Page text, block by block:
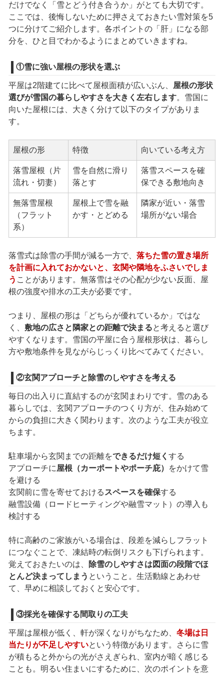
だけでなく「雪とどう付き合うか」がとても大切です。
ここでは、後悔しないために押さえておきたい雪対策を5
つに分けてご紹介します。各ポイントの「肝」になる部
分を、ひと目でわかるようにまとめていきますね。
①雪に強い屋根の形状を選ぶ
平屋は2階建てに比べて屋根面積が広いぶん、 屋根の形状
選びが雪国の暮らしやすさを大きく左右します。雪国に
向いた屋根には、大きく分けて以下のタイプがありま
す。
屋根の形 特徴 向いている考え方
落雪屋根（片
流れ・切妻）
雪を自然に滑り
落とす
落雪スペースを確
保できる敷地向き
無落雪屋根
（フラット
系）
屋根上で雪を融
かす・とどめる
隣家が近い・落雪
場所がない場合
落雪式は除雪の手間が減る一方で、 落ちた雪の置き場所
を計画に入れておかないと、玄関や隣地をふさいでしま
う ことがあります。無落雪はその心配が少ない反面、屋
根の強度や排水の工夫が必要です。
つまり、屋根の形は「どちらが優れているか」ではな
く、 敷地の広さと隣家との距離で決まると考えると選び
やすくなります。雪国の平屋に合う屋根形状は、暮らし
方や敷地条件を見ながらじっくり比べてみてください。
②玄関アプローチと除雪のしやすさを考える
毎日の出入りに直結するのが玄関まわりです。雪のある
暮らしでは、玄関アプローチのつくり方が、住み始めて
からの負担に大きく関わります。次のような工夫が役立
ちます。
駐車場から玄関までの距離をできるだけ短く する
アプローチに屋根（カーポートやポーチ庇）
をかけて雪
を避ける
玄関前に雪を寄せておける スペースを確保する
融雪設備（ロードヒーティングや融雪マット）の導入も
検討する
特に高齢のご家族がいる場合は、段差を減らしフラット
につなぐことで、凍結時の転倒リスクも下げられます。
覚えておきたいのは、
除雪のしやすさは図面の段階でほ
とんど決まってしまう ということ。生活動線とあわせ
て、早めに相談しておくと安心です。
③採光を確保する間取りの工夫
平屋は屋根が低く、軒が深くなりがちなため、 冬場は日
当たりが不足しやすいという特徴があります。さらに雪
が積もると外からの光がさえぎられ、室内が暗く感じる
ことも。明るい住まいにするために、次のポイントを意